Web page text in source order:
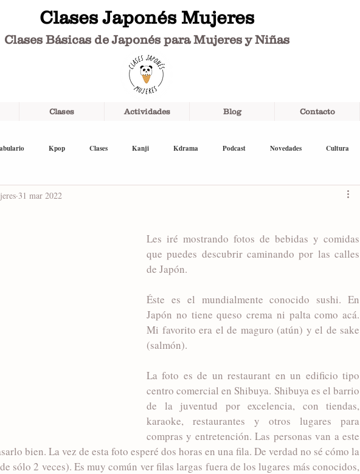
Clases Japonés Mujeres
Clases Básicas de Japonés para Mujeres y Niñas
Clases Actividades Blog Contacto
Kpop Clases Kanji Kdrama Podcast Novedades Cultura
31 mar 2022
Les iré mostrando fotos de bebidas y comidas
que puedes descubrir caminando por las calles
de Japón.
Éste es el mundialmente conocido sushi. En
Japón no tiene queso crema ni palta como acá.
Mi favorito era el de maguro (atún) y el de sake
(salmón).
La foto es de un restaurant en un edificio tipo
centro comercial en Shibuya. Shibuya es el barrio
de la juventud por excelencia, con tiendas,
karaoke, restaurantes y otros lugares para
compras y entretención. Las personas van a este
bien. La vez de esta foto esperé dos horas en una fila. De verdad no sé cómo la
sólo 2 veces). Es muy común ver filas largas fuera de los lugares más conocidos,